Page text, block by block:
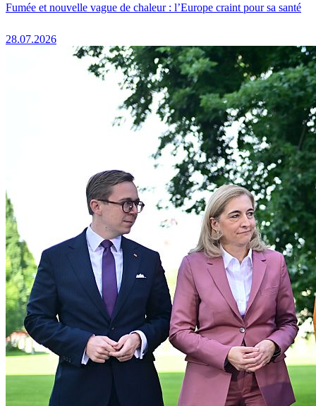
Fumée et nouvelle vague de chaleur : l’Europe craint pour sa santé
28.07.2026